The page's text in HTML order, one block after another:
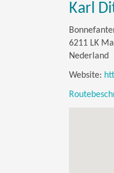
Karl
6211 LK
Nederland
Website: